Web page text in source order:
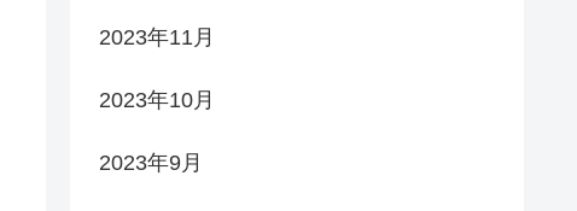
2023年11月
2023年10月
2023年9月